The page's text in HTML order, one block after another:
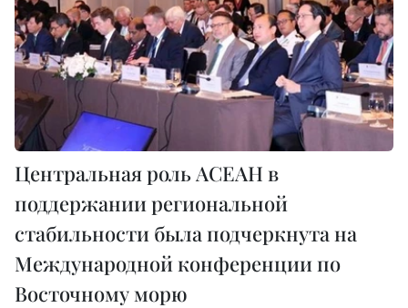
Центральная роль АСЕАН в
поддержании региональной
стабильности была подчеркнута на
Международной конференции по
Восточному морю